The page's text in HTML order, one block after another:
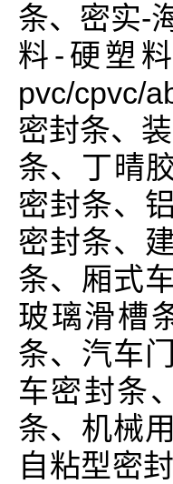
条、密实-
料-硬塑
pvc/cpvc/
密封条、
条、丁晴
密封条、
密封条、
条、厢式
玻璃滑槽
条、汽车
车密封条
条、机械
自粘型密